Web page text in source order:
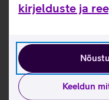
kirjelduste ja
Keeldun